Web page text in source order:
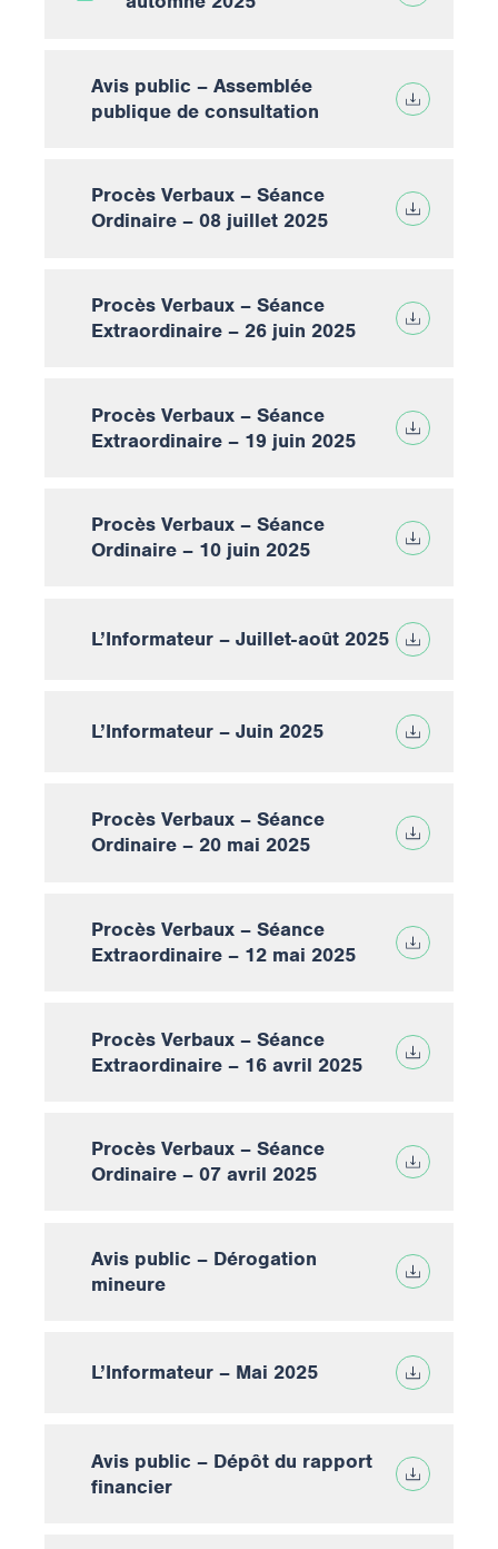
Avis public – Assemblée
publique de consultation
Procès Verbaux – Séance
Ordinaire – 08 juillet 2025
Procès Verbaux – Séance
Extraordinaire – 26 juin 2025
Procès Verbaux – Séance
Extraordinaire – 19 juin 2025
Procès Verbaux – Séance
Ordinaire – 10 juin 2025
L’Informateur – Juillet-août 2025
L’Informateur – Juin 2025
Procès Verbaux – Séance
Ordinaire – 20 mai 2025
Procès Verbaux – Séance
Extraordinaire – 12 mai 2025
Procès Verbaux – Séance
Extraordinaire – 16 avril 2025
Procès Verbaux – Séance
Ordinaire – 07 avril 2025
Avis public – Dérogation
mineure
L’Informateur – Mai 2025
Avis public – Dépôt du rapport
financier